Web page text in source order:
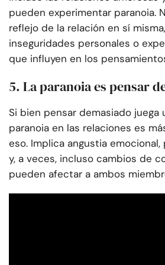
pueden experimentar paranoia.
reflejo de la relación en sí
inseguridades personales o
que influyen en los
5. La paranoia es pensar
Si bien pensar demasiado juega
paranoia en las relaciones es
eso. Implica angustia
y, a veces, incluso cambios de
pueden afectar a ambos